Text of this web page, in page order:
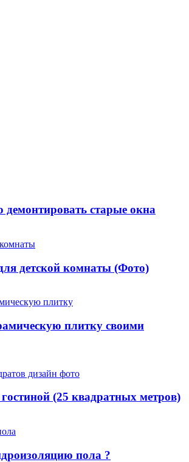
старые окна
детской комнаты (Фото)
плитку своими
(25 квадратных метров)
пола ?